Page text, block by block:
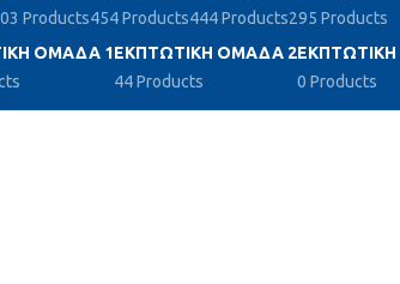
Products454 Products444 Products295 Products
ΟΜΆΔΑ 1ΕΚΠΤΩΤΙΚΉ ΟΜΆΔΑ 2
44 Products
0 Products